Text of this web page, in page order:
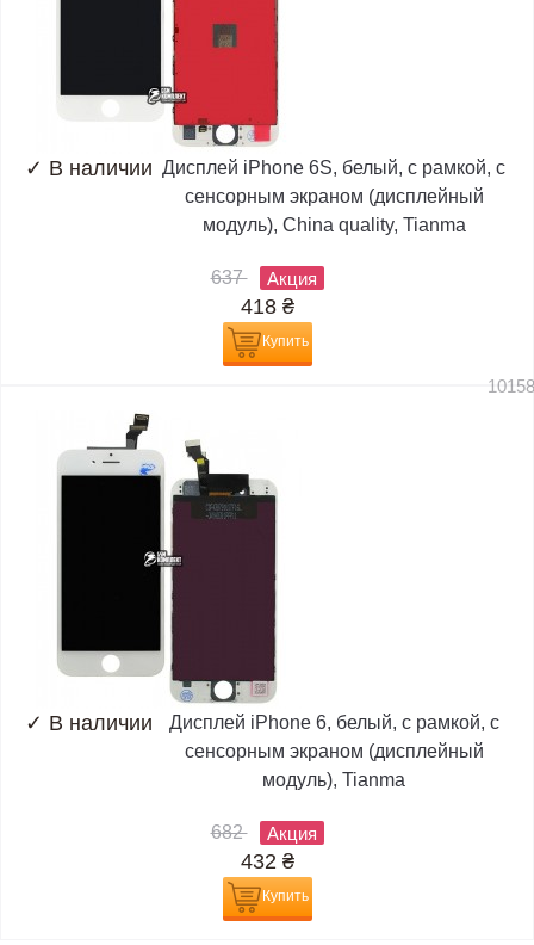
✓ В наличии Дисплей iPhone 6S, белый, с рамкой, с
сенсорным экраном (дисплейный
модуль), China quality, Tianma
637 Акция
418 ₴
Купить
✓ В наличии
Дисплей iPhone 6, белый, с рамкой, с
сенсорным экраном (дисплейный
модуль), Tianma
682 Акция
432 ₴
Купить